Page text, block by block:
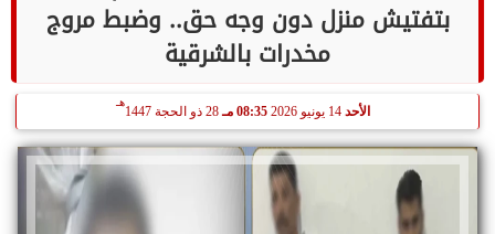
بتفتيش منزل دون وجه حق.. وضبط مروج
مخدرات بالشرقية
الأحد 08:35 مـ 28 ذو الحجة 1447
هـ